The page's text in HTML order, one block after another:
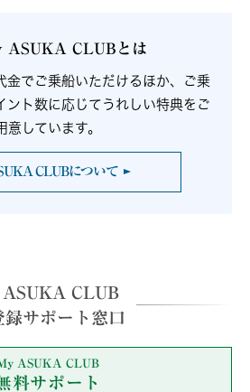
ASUKA CLUBとは
でご乗船いただけるほか、
ご乗
ント数に応じてうれしい特典をご
意しています。
CLUBについて
CLUB
録サポート窓口
ASUKA CLUB
料サポート